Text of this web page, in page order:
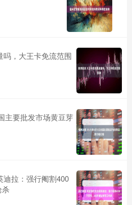
，大王卡免流范围
主要批发市场黄豆芽
迪拉：强行阉割400
杀